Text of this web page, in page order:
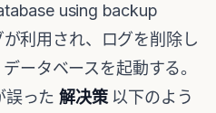
using backup
利用され、ログを削除し
ータベースを起動する。
誤った解决策以下のよう